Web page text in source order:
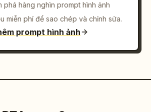
phá hàng nghìn prompt hình ảnh
miễn phí để sao chép và chỉnh sửa.
prompt hình ảnh